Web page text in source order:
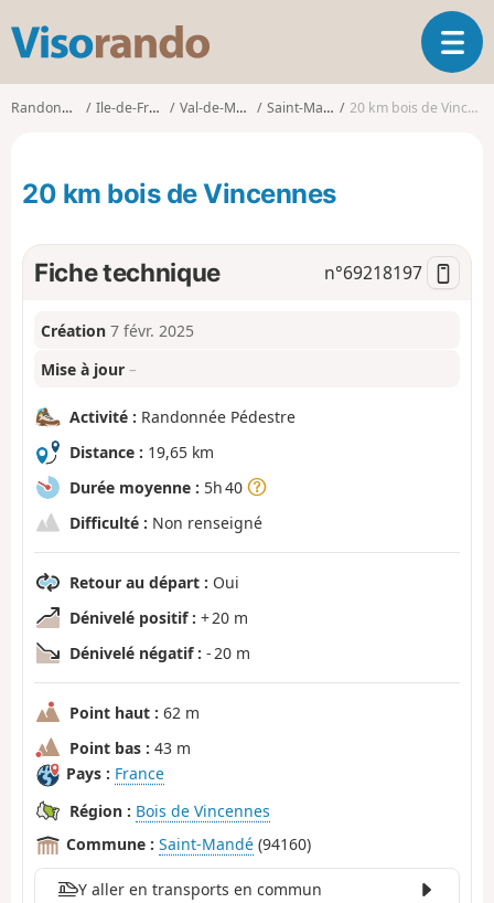
s
o
d
O
u
a
v
Randonnées Ile-de-France Val-de-Marne Saint-Mandé 20 km bois de Vincennes
20 km bois de Vincennes
Fiche technique n°69218197
Création 7 févr. 2025
Mise à jour –
Activité : Randonnée Pédestre
Distance : 19,65 km
Durée moyenne : 5h 40
Difficulté : Non renseigné
Retour au départ : Oui
Dénivelé positif : + 20 m
Dénivelé négatif : - 20 m
Point haut : 62 m
Point bas : 43 m
Pays : France
Région : Bois de Vincennes
Commune : Saint-Mandé (94160)
Y aller en transports en commun